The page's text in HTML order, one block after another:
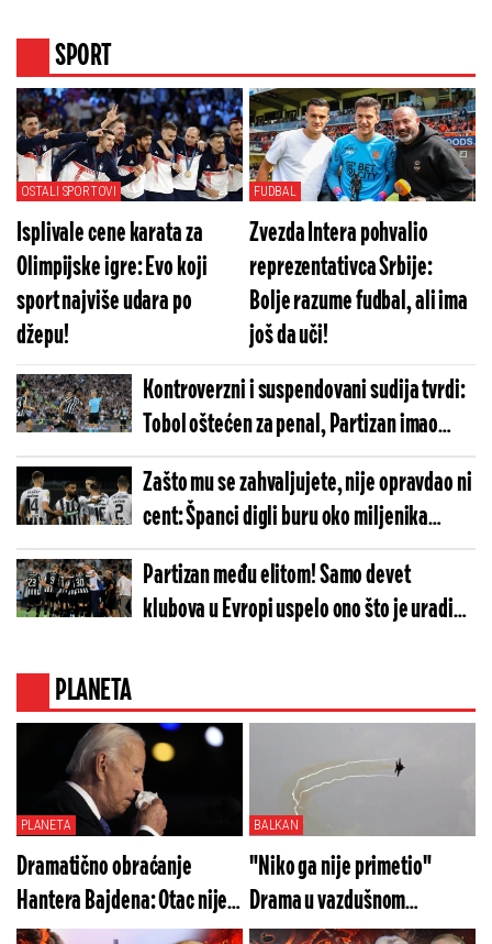
SPORT
OSTALI SPORTOVI
Isplivale cene karata za
Olimpijske igre: Evo koji
sport najviše udara po
džepu!
FUDBAL
Zvezda Intera pohvalio
reprezentativca Srbije:
Bolje razume fudbal, ali ima
još da uči!
Kontroverzni i suspendovani sudija tvrdi:
Tobol oštećen za penal, Partizan imao
sreće!
Zašto mu se zahvaljujete, nije opravdao ni
cent: Španci digli buru oko miljenika
"grobara"
Partizan među elitom! Samo devet
klubova u Evropi uspelo ono što je uradio
PLANETA
PLANETA
Dramatično obraćanje
Hantera Bajdena: Otac nije
dobro, rak se proširio!
BALKAN
"Niko ga nije primetio"
Drama u vazdušnom
prostoru Bugarske: Rumuni